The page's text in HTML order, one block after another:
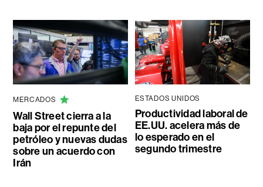
MERCADOS
Wall Street cierra a la
baja por el repunte del
petróleo y nuevas dudas
sobre un acuerdo con
Irán
ESTADOS UNIDOS
Productividad laboral de
EE.UU. acelera más de
lo esperado en el
segundo trimestre